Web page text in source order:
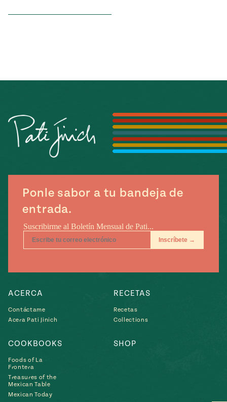
Ponle sabor a tu bandeja de
entrada.
ACERCA
Contáctame
Acera Pati Jinich
RECETAS
Recetas
Collections
COOKBOOKS
Foods of La
Frontera
Treasures of the
Mexican Table
Mexican Today
SHOP